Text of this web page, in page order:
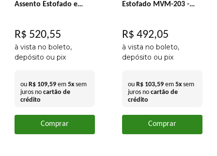
Assento Estofado e
R$ 520,55
à vista no boleto,
depósito ou pix
ou R$ 109,59 em 5x sem
juros no cartão de
crédito
Comprar
Estofado MVM-203 -
R$ 492,05
à vista no boleto,
depósito ou pix
ou R$ 103,59 em 5x sem
juros no cartão de
crédito
Comprar